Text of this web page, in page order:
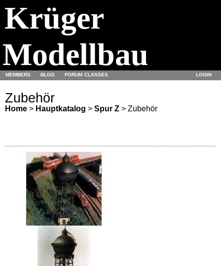
Krüger
Modellbau
MEMBERS BLOG FORUM CLASSES LOGIN
Zubehör
Home > Hauptkatalog > Spur Z > Zubehör